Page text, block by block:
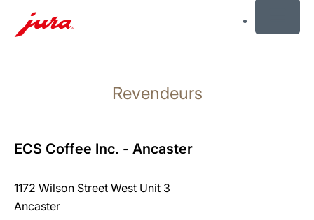
recherche
Revendeurs
ECS Coffee Inc. - Ancaster
1172 Wilson Street West Unit 3
Ancaster